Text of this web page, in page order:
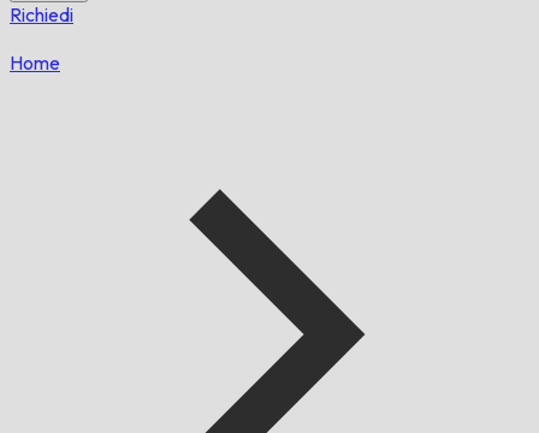
Richiedi
Home